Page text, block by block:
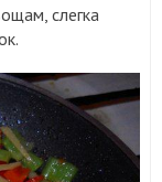
слегка